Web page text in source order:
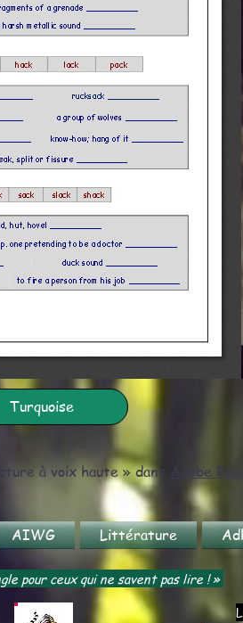
Turquoise
à voix haute » dans Adobe
AIWG Littérature
pour ceux qui ne savent pas lire ! »